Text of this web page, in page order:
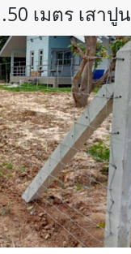
เมตร เสาปูน